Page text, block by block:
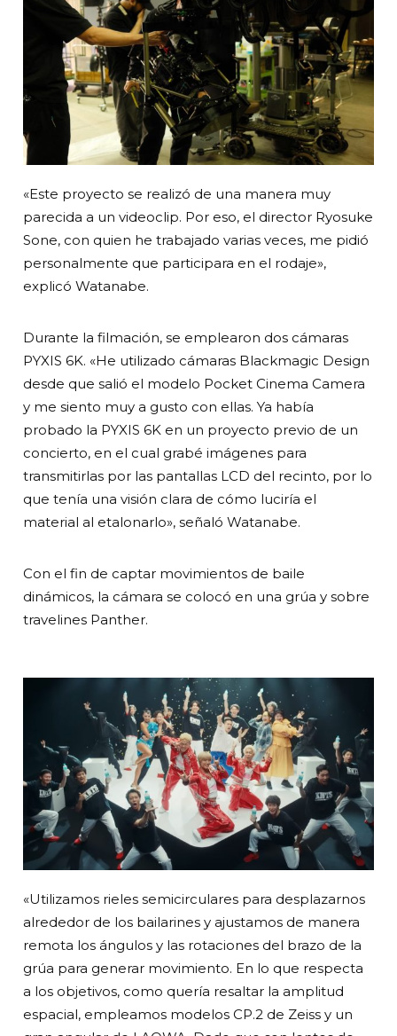
«Este proyecto se realizó de una manera muy
parecida a un videoclip. Por eso, el director Ryosuke
Sone, con quien he trabajado varias veces, me pidió
personalmente que participara en el rodaje»,
explicó Watanabe.
Durante la filmación, se emplearon dos cámaras
PYXIS 6K. «He utilizado cámaras Blackmagic Design
desde que salió el modelo Pocket Cinema Camera
y me siento muy a gusto con ellas. Ya había
probado la PYXIS 6K en un proyecto previo de un
concierto, en el cual grabé imágenes para
transmitirlas por las pantallas LCD del recinto, por lo
que tenía una visión clara de cómo luciría el
material al etalonarlo», señaló Watanabe.
Con el fin de captar movimientos de baile
dinámicos, la cámara se colocó en una grúa y sobre
travelines Panther.
«Utilizamos rieles semicirculares para desplazarnos
alrededor de los bailarines y ajustamos de manera
remota los ángulos y las rotaciones del brazo de la
grúa para generar movimiento. En lo que respecta
a los objetivos, como quería resaltar la amplitud
espacial, empleamos modelos CP.2 de Zeiss y un